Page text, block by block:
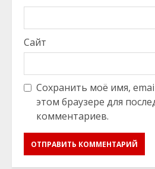
Сайт
Сохранить моё имя,
этом браузере для
комментариев.